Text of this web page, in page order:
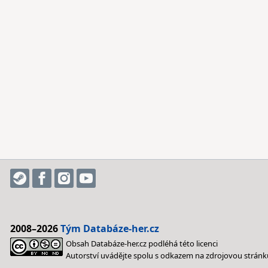
2008–2026Tým Databáze-her.cz
Obsah Databáze-her.cz podléhá této licenci
Autorství uvádějte spolu s odkazem na zdrojovou